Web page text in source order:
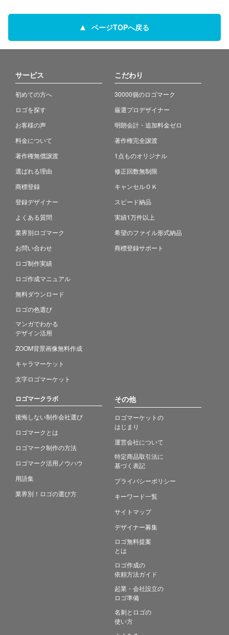
ページTOPへ戻る
サービス
初めての方へ
ロゴを探す
お客様の声
料金について
著作権無償譲渡
選ばれる理由
商標登録
登録デザイナー
よくある質問
業界別ロゴマーク
お問い合わせ
ロゴ制作実績
ロゴ作成マニュアル
無料ダウンロード
ロゴの色選び
マンガでわかる
デザイン活用
ZOOM背景画像無料作成
キャラマーケット
文字ロゴマーケット
こだわり
30000個のロゴマーク
厳選プロデザイナー
明朗会計・追加料金ゼロ
著作権完全譲渡
1点ものオリジナル
修正回数無制限
キャンセルＯＫ
スピード納品
実績1万件以上
希望のファイル形式納品
商標登録サポート
ロゴマークラボ
後悔しない制作会社選び
ロゴマークとは
ロゴマーク制作の方法
ロゴマーク活用ノウハウ
用語集
業界別！ロゴの選び方
その他
ロゴマーケットの
はじまり
運営会社について
特定商品取引法に
基づく表記
プライバシーポリシー
キーワード一覧
サイトマップ
デザイナー募集
ロゴ無料提案
とは
ロゴ作成の
依頼方法ガイド
起業・会社設立の
ロゴ準備
名刺とロゴの
使い方